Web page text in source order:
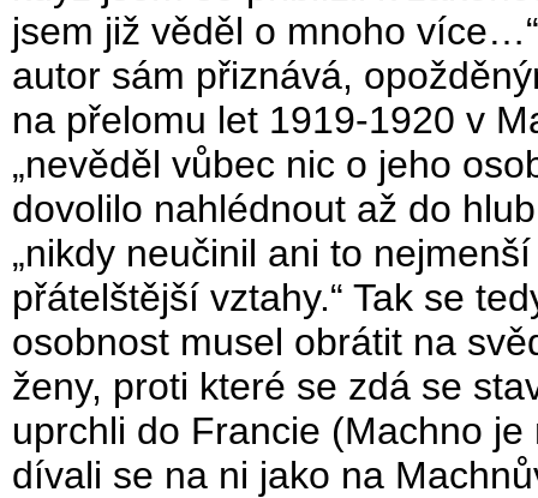
jsem již věděl o mnoho
autor sám přiznává,
na přelomu let 1919-1920 v
„nevěděl vůbec nic o jeho
dovolilo nahlédnout až do
„nikdy neučinil ani to
přátelštější vztahy.“ Tak se
osobnost musel obrátit na
ženy, proti které se zdá se
uprchli do Francie (Machno
dívali se na ni jako na